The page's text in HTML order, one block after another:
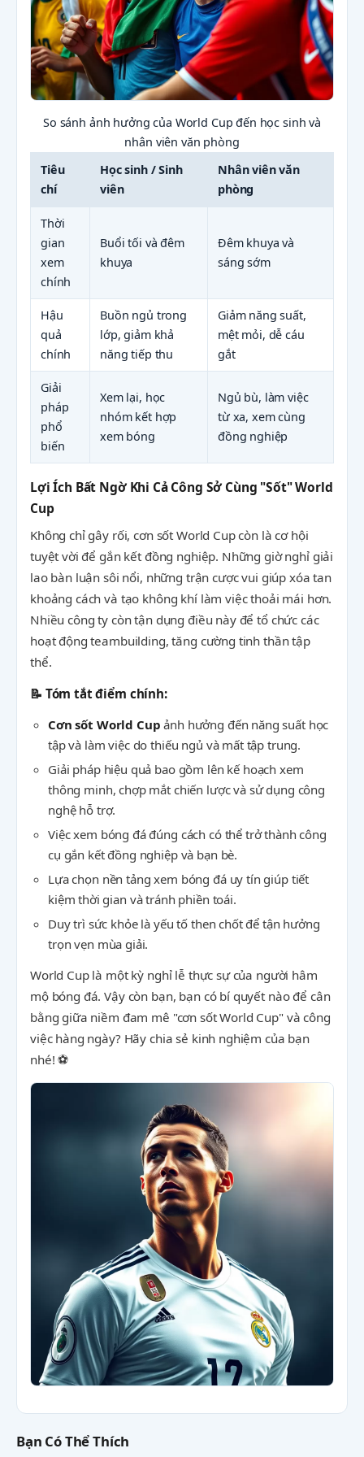
So sánh ảnh hưởng của World Cup đến học sinh và
nhân viên văn phòng
Tiêu
chí
Học sinh / Sinh
viên
Nhân viên văn
phòng
Thời
gian
xem
chính
Buổi tối và đêm
khuya
Đêm khuya và
sáng sớm
Hậu
quả
chính
Buồn ngủ trong
lớp, giảm khả
năng tiếp thu
Giảm năng suất,
mệt mỏi, dễ cáu
gắt
Giải
pháp
phổ
biến
Xem lại, học
nhóm kết hợp
xem bóng
Ngủ bù, làm việc
từ xa, xem cùng
đồng nghiệp
Lợi Ích Bất Ngờ Khi Cả Công Sở Cùng "Sốt" World
Cup
Không chỉ gây rối, cơn sốt World Cup còn là cơ hội
tuyệt vời để gắn kết đồng nghiệp. Những giờ nghỉ giải
lao bàn luận sôi nổi, những trận cược vui giúp xóa tan
khoảng cách và tạo không khí làm việc thoải mái hơn.
Nhiều công ty còn tận dụng điều này để tổ chức các
hoạt động teambuilding, tăng cường tinh thần tập
thể.
📝 Tóm tắt điểm chính:
Cơn sốt World Cup ảnh hưởng đến năng suất học
tập và làm việc do thiếu ngủ và mất tập trung.
Giải pháp hiệu quả bao gồm lên kế hoạch xem
thông minh, chợp mắt chiến lược và sử dụng công
nghệ hỗ trợ.
Việc xem bóng đá đúng cách có thể trở thành công
cụ gắn kết đồng nghiệp và bạn bè.
Lựa chọn nền tảng xem bóng đá uy tín giúp tiết
kiệm thời gian và tránh phiền toái.
Duy trì sức khỏe là yếu tố then chốt để tận hưởng
trọn vẹn mùa giải.
World Cup là một kỳ nghỉ lễ thực sự của người hâm
mộ bóng đá. Vậy còn bạn, bạn có bí quyết nào để cân
bằng giữa niềm đam mê "cơn sốt World Cup" và công
việc hàng ngày? Hãy chia sẻ kinh nghiệm của bạn
nhé! ⚽
Bạn Có Thể Thích